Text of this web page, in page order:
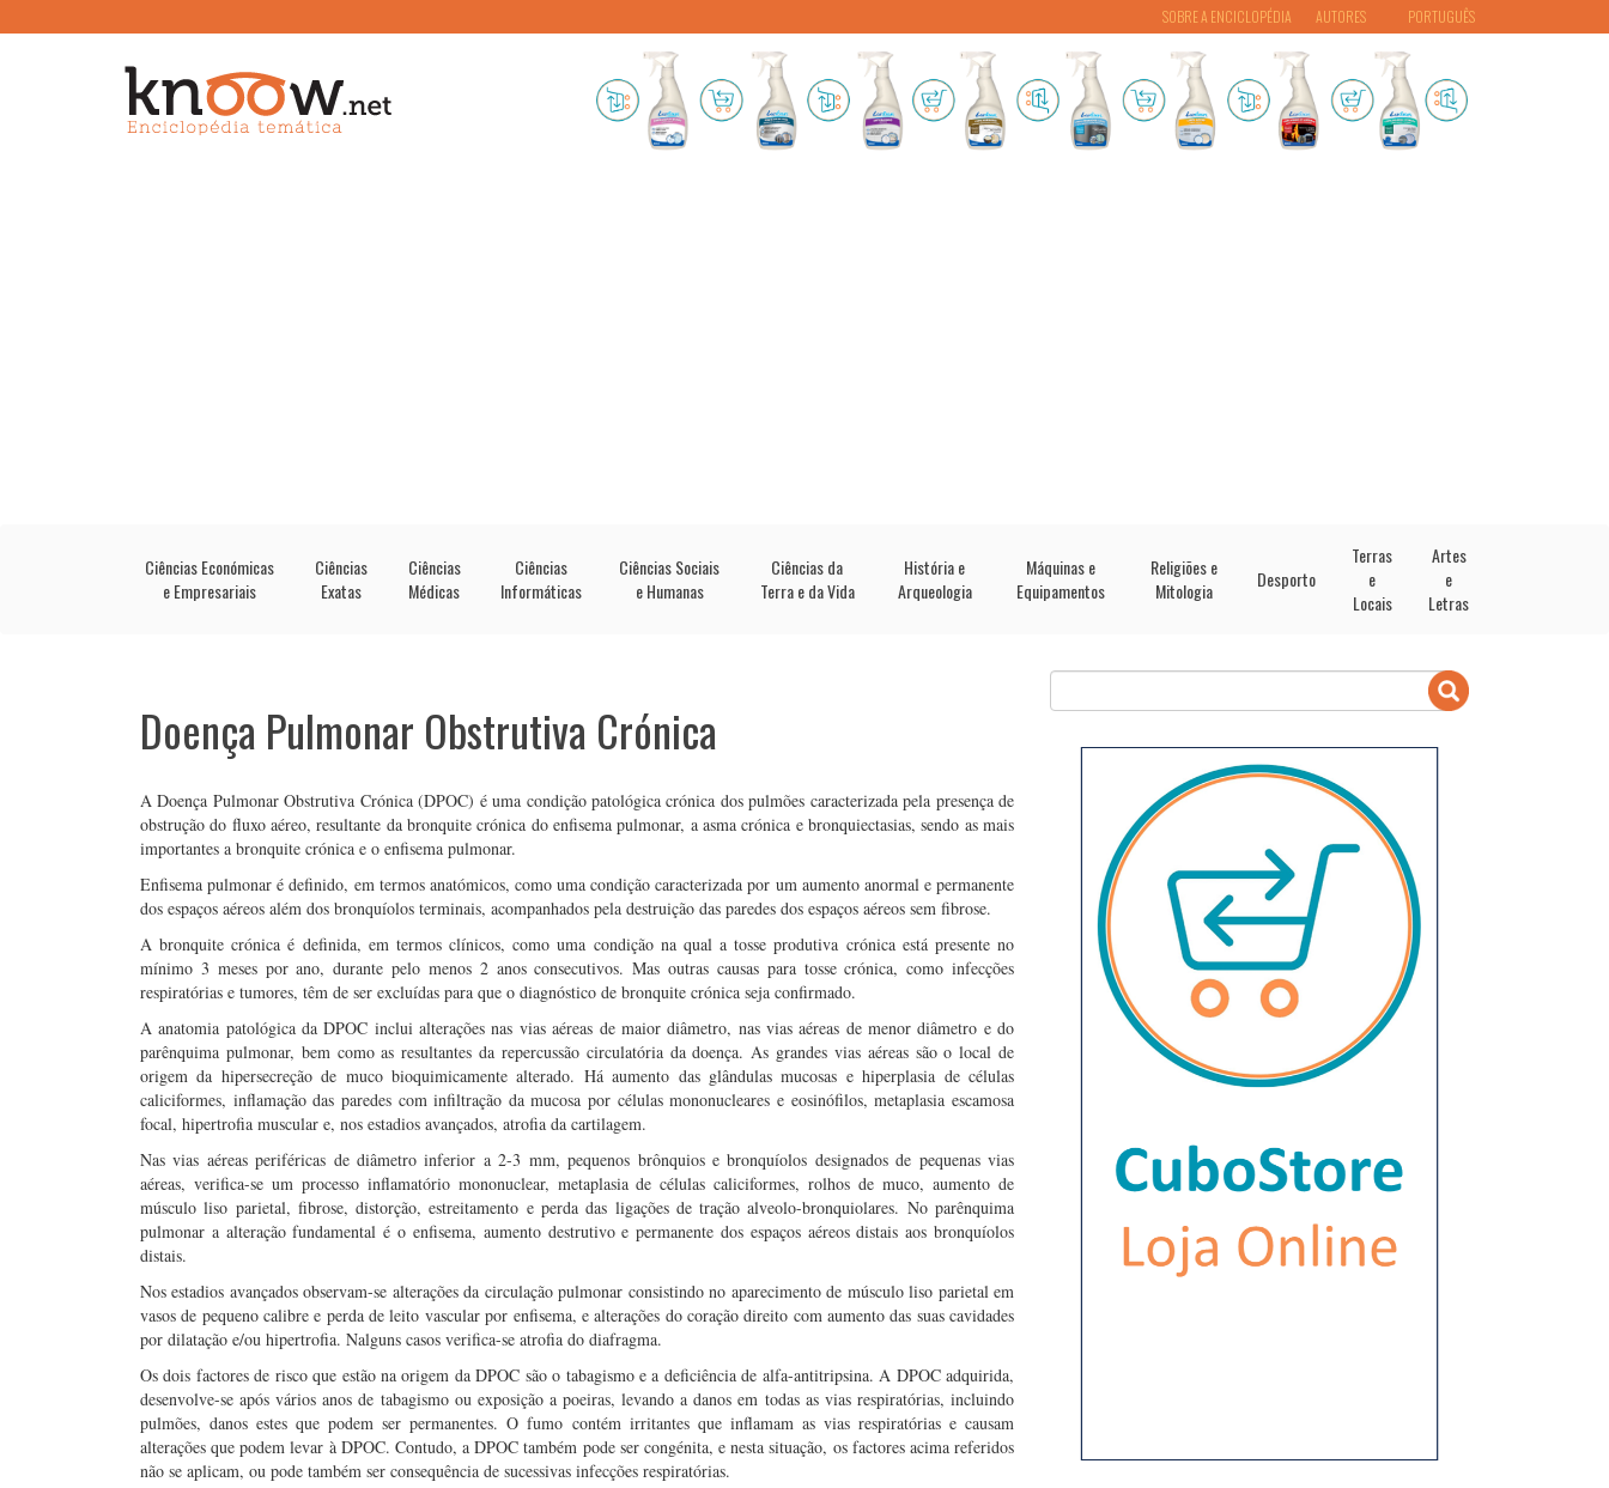
PORTUGUÊS
SOBRE A ENCICLOPÉDIA AUTORES
Ciências Económicas
e Empresariais
Ciências
Exatas
Ciências
Médicas
Ciências
Informáticas
Ciências Sociais
e Humanas
Ciências da
Terra e da Vida
História e
Arqueologia
Máquinas e
Equipamentos
Religiões e
Mitologia
Desporto
Terras
e
Locais
Artes
e
Letras
Doença Pulmonar Obstrutiva Crónica
A Doença Pulmonar Obstrutiva Crónica (DPOC) é uma condição patológica crónica dos pulmões caracterizada pela presença de
obstrução do fluxo aéreo, resultante da bronquite crónica do enfisema pulmonar, a asma crónica e bronquiectasias, sendo as mais
importantes a bronquite crónica e o enfisema pulmonar.
Enfisema pulmonar é definido, em termos anatómicos, como uma condição caracterizada por um aumento anormal e permanente
dos espaços aéreos além dos bronquíolos terminais, acompanhados pela destruição das paredes dos espaços aéreos sem fibrose.
A bronquite crónica é definida, em termos clínicos, como uma condição na qual a tosse produtiva crónica está presente no
mínimo 3 meses por ano, durante pelo menos 2 anos consecutivos. Mas outras causas para tosse crónica, como infecções
respiratórias e tumores, têm de ser excluídas para que o diagnóstico de bronquite crónica seja confirmado.
A anatomia patológica da DPOC inclui alterações nas vias aéreas de maior diâmetro, nas vias aéreas de menor diâmetro e do
parênquima pulmonar, bem como as resultantes da repercussão circulatória da doença. As grandes vias aéreas são o local de
origem da hipersecreção de muco bioquimicamente alterado. Há aumento das glândulas mucosas e hiperplasia de células
caliciformes, inflamação das paredes com infiltração da mucosa por células mononucleares e eosinófilos, metaplasia escamosa
focal, hipertrofia muscular e, nos estadios avançados, atrofia da cartilagem.
Nas vias aéreas periféricas de diâmetro inferior a 2-3 mm, pequenos brônquios e bronquíolos designados de pequenas vias
aéreas, verifica-se um processo inflamatório mononuclear, metaplasia de células caliciformes, rolhos de muco, aumento de
músculo liso parietal, fibrose, distorção, estreitamento e perda das ligações de tração alveolo-bronquiolares. No parênquima
pulmonar a alteração fundamental é o enfisema, aumento destrutivo e permanente dos espaços aéreos distais aos bronquíolos
distais.
Nos estadios avançados observam-se alterações da circulação pulmonar consistindo no aparecimento de músculo liso parietal em
vasos de pequeno calibre e perda de leito vascular por enfisema, e alterações do coração direito com aumento das suas cavidades
por dilatação e/ou hipertrofia. Nalguns casos verifica-se atrofia do diafragma.
Os dois factores de risco que estão na origem da DPOC são o tabagismo e a deficiência de alfa-antitripsina. A DPOC adquirida,
desenvolve-se após vários anos de tabagismo ou exposição a poeiras, levando a danos em todas as vias respiratórias, incluindo
pulmões, danos estes que podem ser permanentes. O fumo contém irritantes que inflamam as vias respiratórias e causam
alterações que podem levar à DPOC. Contudo, a DPOC também pode ser congénita, e nesta situação, os factores acima referidos
não se aplicam, ou pode também ser consequência de sucessivas infecções respiratórias.